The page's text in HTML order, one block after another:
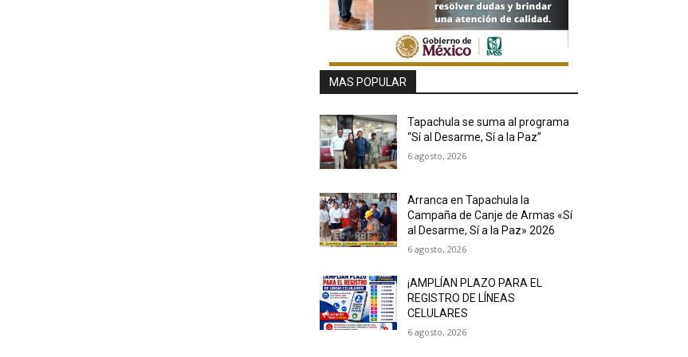
MAS POPULAR
Tapachula se suma al programa
“Sí al Desarme, Sí a la Paz”
6 agosto, 2026
Arranca en Tapachula la
Campaña de Canje de Armas «Sí
al Desarme, Sí a la Paz» 2026
6 agosto, 2026
¡AMPLÍAN PLAZO PARA EL
REGISTRO DE LÍNEAS
CELULARES
6 agosto, 2026